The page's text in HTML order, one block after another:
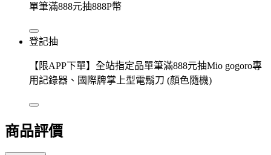
單筆滿888元抽888P幣
登記抽
【限APP下單】全站指定品單筆滿888元抽Mio gogoro專
用記錄器、國際牌掌上型電鬍刀 (顏色隨機)
商品評價